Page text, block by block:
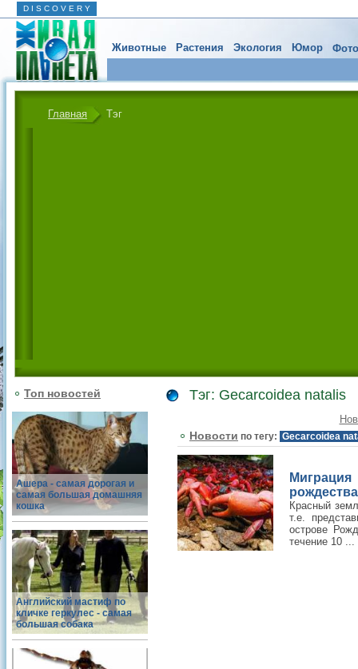
D I S C O V E R Y
Животные Растения Экология Юмор
Главная Тэг
Топ новостей
Ашера - самая дорогая и
самая большая домашняя
кошка
Английский мастиф по
кличке геркулес - самая
большая собака
Тэг: Gecarcoidea natalis
Новости по тегу: Gecarcoidea
рождества
Красный
т.е.
острове
течение 10 ...